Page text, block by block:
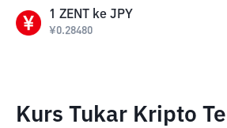
1 ZENT ke JPY
¥0.28480
Kurs Tukar Kripto